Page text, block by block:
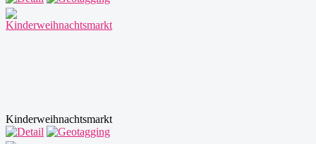
Kinderweihnachtsmarkt